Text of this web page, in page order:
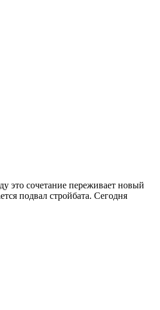
это сочетание переживает новый
подвал стройбата. Сегодня